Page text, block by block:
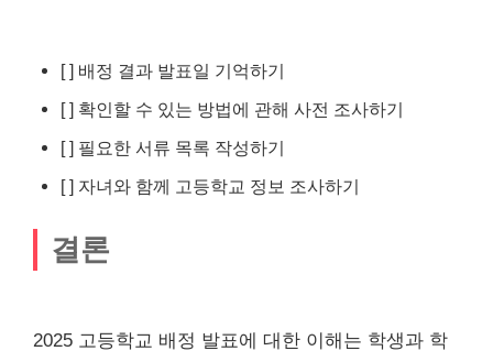
[ ] 배정 결과 발표일 기억하기
[ ] 확인할 수 있는 방법에 관해 사전 조사하기
[ ] 필요한 서류 목록 작성하기
[ ] 자녀와 함께 고등학교 정보 조사하기
결론
2025 고등학교 배정 발표에 대한 이해는 학생과 학